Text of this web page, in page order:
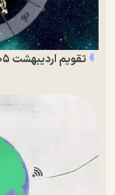
تقویم اردیبهشت ۱۴۰۵ و روز‌های تعطیل این ماه